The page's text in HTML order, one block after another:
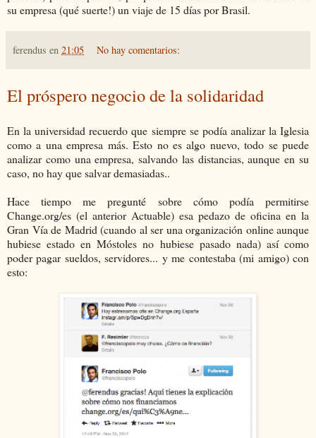
su empresa (qué suerte!) un viaje de 15 días por Brasil.
ferendus en 21:05 No hay comentarios:
El próspero negocio de la solidaridad
En la universidad recuerdo que siempre se podía analizar la Iglesia
como a una empresa más. Esto no es algo nuevo, todo se puede
analizar como una empresa, salvando las distancias, aunque en su
caso, no hay que salvar demasiadas..
Hace tiempo me pregunté sobre cómo podía permitirse
Change.org/es (el anterior Actuable) esa pedazo de oficina en la
Gran Vía de Madrid (cuando al ser una organización online aunque
hubiese estado en Móstoles no hubiese pasado nada) así como
poder pagar sueldos, servidores... y me contestaba (mi amigo) con
esto: